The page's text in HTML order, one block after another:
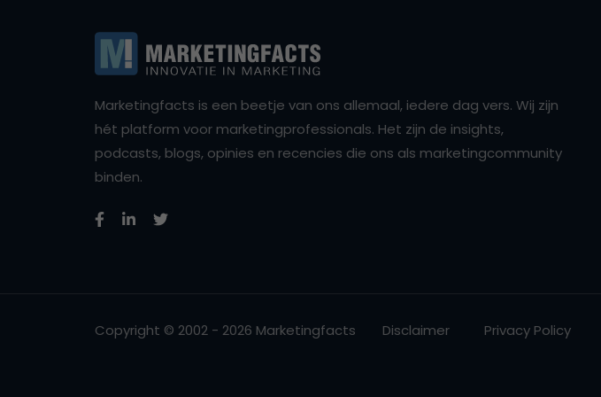
Marketingfacts is een beetje van ons allemaal, iedere dag vers. Wij zijn
hét platform voor marketingprofessionals. Het zijn de insights,
podcasts, blogs, opinies en recencies die ons als marketingcommunity
binden.
Copyright © 2002 - 2026 Marketingfacts Disclaimer Privacy Policy